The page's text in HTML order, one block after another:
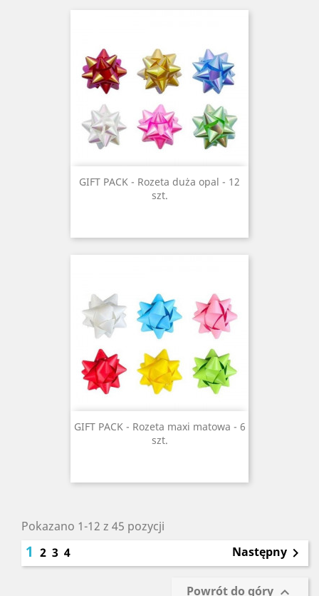
GIFT PACK - Rozeta duża opal - 12
szt.
GIFT PACK - Rozeta maxi matowa - 6
szt.
Pokazano 1-12 z 45 pozycji
1 2 3 4 Następny 
Powrót do góry 